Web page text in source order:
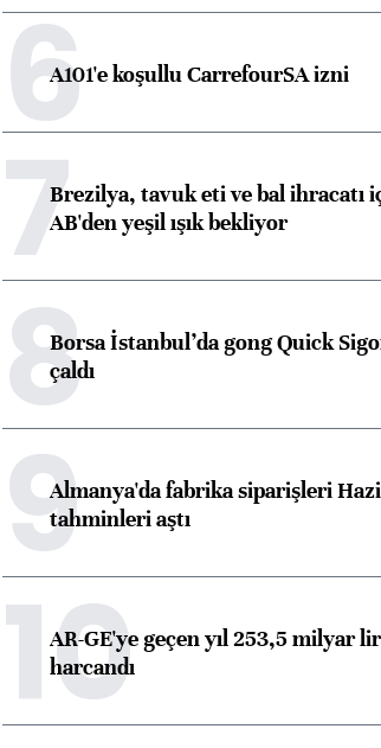
6A101'e koşullu CarrefourSA izni
7Brezilya, tavuk eti ve bal ihracatı
AB'den yeşil ışık bekliyor
8Borsa İstanbul’da gong Quick
çaldı
9Almanya'da fabrika siparişleri
tahminleri aştı
10
AR-GE'ye geçen yıl 253,5 milyar
harcandı